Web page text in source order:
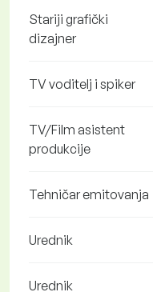
Stariji grafički
dizajner
TV voditelj i spiker
TV/Film asistent
produkcije
Tehničar emitovanja
Urednik
Urednik